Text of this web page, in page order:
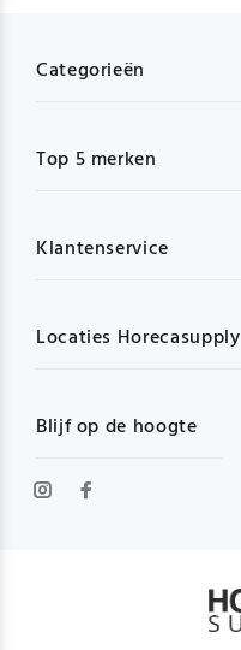
Blijf op de hoogte
Categorieën
Top 5 merken
Klantenservice
Locaties Horecasupply